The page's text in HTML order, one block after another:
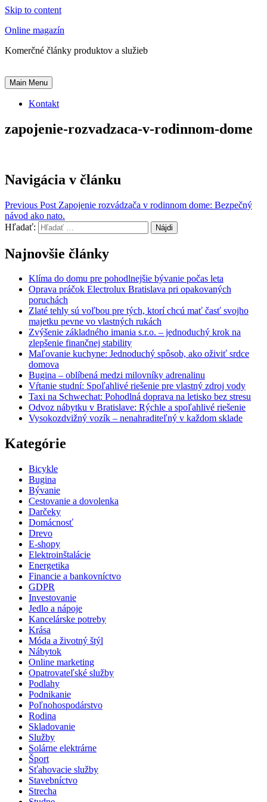
Skip to content
Online magazín
Komerčné články produktov a služieb
Main Menu
Kontakt
zapojenie-rozvadzaca-v-rodinnom-dome
Navigácia v článku
Previous Post Zapojenie rozvádzača v rodinnom dome: Bezpečný
návod ako nato.
Hľadať:
Najnovšie články
Klíma do domu pre pohodlnejšie bývanie počas leta
Oprava práčok Electrolux Bratislava pri opakovaných
poruchách
Zlaté tehly sú voľbou pre tých, ktorí chcú mať časť svojho
majetku pevne vo vlastných rukách
Zvýšenie základného imania s.r.o. – jednoduchý krok na
zlepšenie finančnej stability
Maľovanie kuchyne: Jednoduchý spôsob, ako oživiť srdce
domova
Bugina – oblíbená medzi milovníky adrenalinu
Vŕtanie studní: Spoľahlivé riešenie pre vlastný zdroj vody
Taxi na Schwechat: Pohodlná doprava na letisko bez stresu
Odvoz nábytku v Bratislave: Rýchle a spoľahlivé riešenie
Vysokozdvižný vozík – nenahraditeľný v každom sklade
Kategórie
Bicykle
Bugina
Bývanie
Cestovanie a dovolenka
Darčeky
Domácnosť
Drevo
E-shopy
Elektroinštalácie
Energetika
Financie a bankovníctvo
GDPR
Investovanie
Jedlo a nápoje
Kancelárske potreby
Krása
Móda a životný štýl
Nábytok
Online marketing
Opatrovateľské služby
Podlahy
Podnikanie
Poľnohospodárstvo
Rodina
Skladovanie
Služby
Solárne elektrárne
Šport
Sťahovacie služby
Stavebníctvo
Strecha